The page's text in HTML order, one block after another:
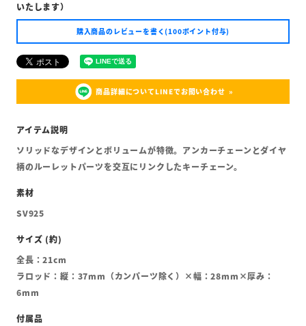
いたします）
購入商品のレビューを書く(100ポイント付与)
商品詳細についてLINEでお問い合わせ
ソリッドなデザインとボリュームが特徴。アンカーチェーンとダイヤ
柄のルーレットパーツを交互にリンクしたキーチェーン。
SV925
全長：21cm
ラロッド：縦：37mm（カンパーツ除く）×幅：28mm×厚み：
6mm